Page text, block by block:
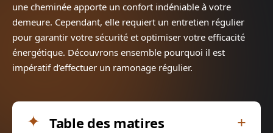
une cheminée apporte un confort indéniable à votre
demeure. Cependant, elle requiert un entretien régulier
pour garantir votre sécurité et optimiser votre efficacité
énergétique. Découvrons ensemble pourquoi il est
impératif d’effectuer un ramonage régulier.
Table des matires